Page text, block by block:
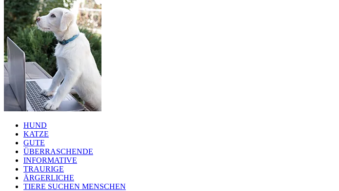
HUND
KATZE
GUTE
ÜBERRASCHENDE
INFORMATIVE
TRAURIGE
ÄRGERLICHE
TIERE SUCHEN MENSCHEN